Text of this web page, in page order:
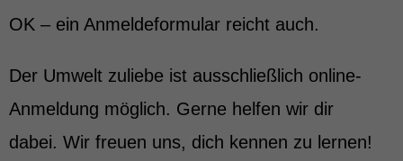
OK – ein Anmeldeformular reicht auch.
Der Umwelt zuliebe ist ausschließlich online-
Anmeldung möglich. Gerne helfen wir dir
dabei. Wir freuen uns, dich kennen zu lernen!